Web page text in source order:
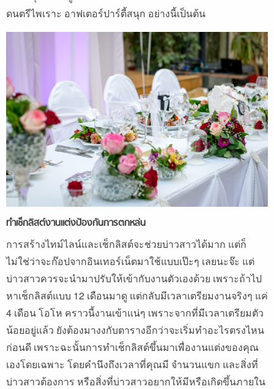
ดนตรีไพเราะ อาฟเตอร์ปาร์ตี้สนุก อย่างนี้เป็นต้น
ทำเช็กลิสต์งานแต่งป้องกันการตกหล่น
การสร้างไทม์ไลน์และเช็กลิสต์จะช่วยบ่าวสาวได้มาก แต่ก็
ไม่ใช่ว่าจะก๊อปจากอินเทอร์เน็ตมาใช้แบบเป๊ะๆ เลยนะจ๊ะ แต่
บ่าวสาวควรจะนำมาปรับให้เข้ากับงานตัวเองด้วย เพราะถ้าไป
หาเช็กลิสต์แบบ 12 เดือนมาดู แต่กลับมีเวลาเตรียมงานจริงๆ แค่
4 เดือน โอโห คราวนี้งานเข้าแน่ๆ เพราะจากที่มีเวลาเตรียมตัว
น้อยอยู่แล้ว ยังต้องมางงกับตารางอีกว่าจะเริ่มทำอะไรตรงไหน
ก่อนดี เพราะฉะนั้นการทำเช็กลิสต์ขึ้นมาเพื่องานแต่งของคุณ
เองโดยเฉพาะ โดยคำนึงถึงเวลาที่คุณมี จำนวนแขก และสิ่งที่
บ่าวสาวต้องการ หรือสิ่งที่บ่าวสาวอยากให้มีหรือเกิดขึ้นภายใน